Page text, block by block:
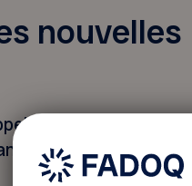
nouvelles
en panique, sa voix
de l’argent de toute